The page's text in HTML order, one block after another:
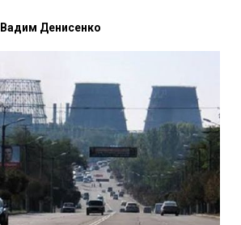
Вадим Денисенко